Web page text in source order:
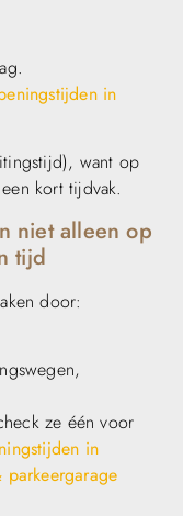
in
want op
kort tijdvak.
niet alleen op
tijd
door:
ze één voor
in
parkeergarage